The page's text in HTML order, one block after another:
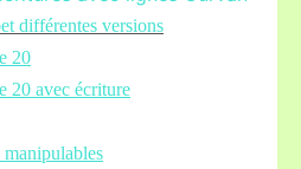
différentes versions
20
20 avec écriture